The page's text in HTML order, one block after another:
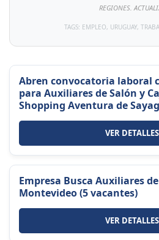
REGIONES.
TAGS: EMPLEO, URUGUAY,
Abren convocatoria laboral
para Auxiliares de Salón y
Shopping Aventura de
VER
Empresa Busca Auxiliares
Montevideo (5 vacantes)
VER